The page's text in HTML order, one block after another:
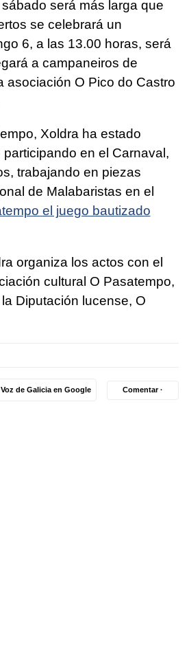
será más larga que
se celebrará un
6, a las 13.00 horas, será
a campaneiros de
asociación O Pico do Castro
Xoldra ha estado
en el Carnaval,
trabajando en piezas
de Malabaristas en el
el juego bautizado
organiza los actos con el
cultural O Pasatempo,
Diputación lucense, O
de Galicia en Google Comentar ·